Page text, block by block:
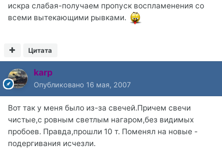
искра слабая-получаем пропуск воспламенения со
всеми вытекающими рывками.
Цитата
karp
Опубликовано 16 мая, 2007
Вот так у меня было из-за свечей.Причем свечи
чистые,с ровным светлым нагаром,без видимых
пробоев. Правда,прошли 10 т. Поменял на новые -
подергивания исчезли.